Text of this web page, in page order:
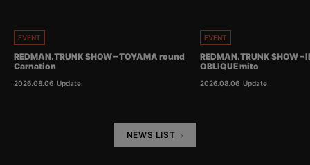
EVENT
REDMAN.TRUNK SHOW – TOYAMA round
Carnation
2026.08.06 Update.
EVENT
REDMAN.TRUNK SHOW
OBLIQUE mito
2026.08.06 Update.
NEWS LIST